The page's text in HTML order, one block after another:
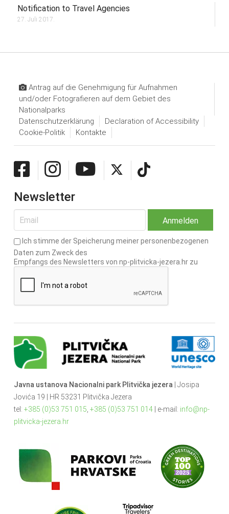
Notification to Travel Agencies
27. Juli 2017.
Antrag auf die Genehmigung für Aufnahmen
und/oder Fotografieren auf dem Gebiet des
Nationalparks
Datenschutzerklärung
Declaration of Accessibility
Cookie-Politik
Kontakte
Newsletter
Ich stimme der Speicherung meiner personenbezogenen
Daten zum Zweck des
Empfangs des Newsletters von np-plitvicka-jezera.hr zu
Javna ustanova Nacionalni park Plitvička jezera | Josipa
Jovića 19 | HR 53231 Plitvička Jezera
tel: +385 (0)53 751 015 +385 (0)53 751 014| e-mail: info@np-
plitvicka-jezera.hr